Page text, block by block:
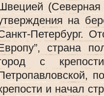
(Северная
на
Петербург.
страна
с
и начал